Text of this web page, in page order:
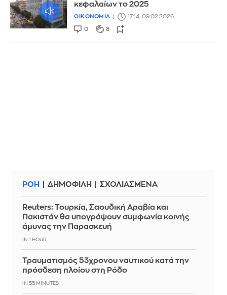
κεφαλαίων το 2025
ΟΙΚΟΝΟΜΙΑ 17:14, 09.02.2026
0 8
ΡΟΗ ΔΗΜΟΦΙΛΗ ΣΧΟΛΙΑΣΜΕΝΑ
Reuters: Τουρκία, Σαουδική Αραβία και
Πακιστάν θα υπογράψουν συμφωνία κοινής
άμυνας την Παρασκευή
IN 1 HOUR
Τραυματισμός 53χρονου ναυτικού κατά την
πρόσδεση πλοίου στη Ρόδο
IN 55 MINUTES